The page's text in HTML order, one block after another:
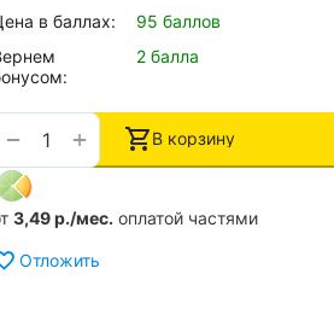
в баллах:
95 баллов
2 балла
+
− В корзину
3,49 р./мес. оплатой частями
Отложить